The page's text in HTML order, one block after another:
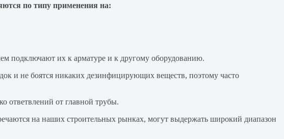
по типу применения на:
подключают их к арматуре и к другому оборудованию.
и не боятся никаких дезинфицирующих веществ, поэтому часто
ответвлений от главной трубы.
на наших строительных рынках, могут выдержать широкий диапазон